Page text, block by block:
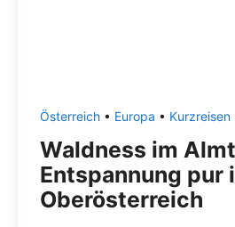
Österreich • Europa • Kurzreisen
Waldness im
Entspannung pur
Oberösterreich